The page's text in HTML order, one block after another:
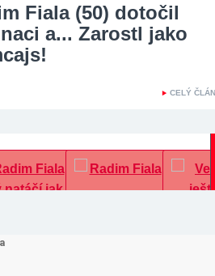
Fiala (50) dotočil
a... Zarostl jako
CELÝ